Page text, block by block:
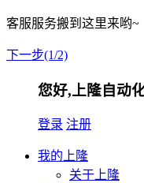
客服服务搬到这里来哟~
下一步(1/2)
您好,上隆自动
登录 注册
我的上隆
关于上隆